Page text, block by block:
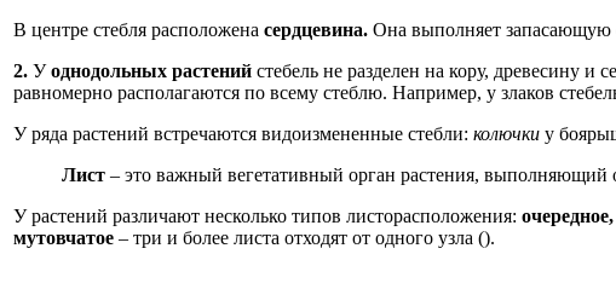
В центре стебля расположена сердцевина. Она выполняет запасающую
2. Уоднодольных растений стебель не разделен на кору, древесину
равномерно располагаются по всему стеблю. Например, у злаков
У ряда растений встречаются видоизмененные стебли: колючки у
Лист – это важный вегетативный орган растения,
У растений различают несколько типов листорасположения: очередное,
мутовчатое – три и более листа отходят от одного узла ().